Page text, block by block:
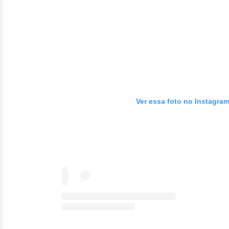
Ver essa foto no Instagram